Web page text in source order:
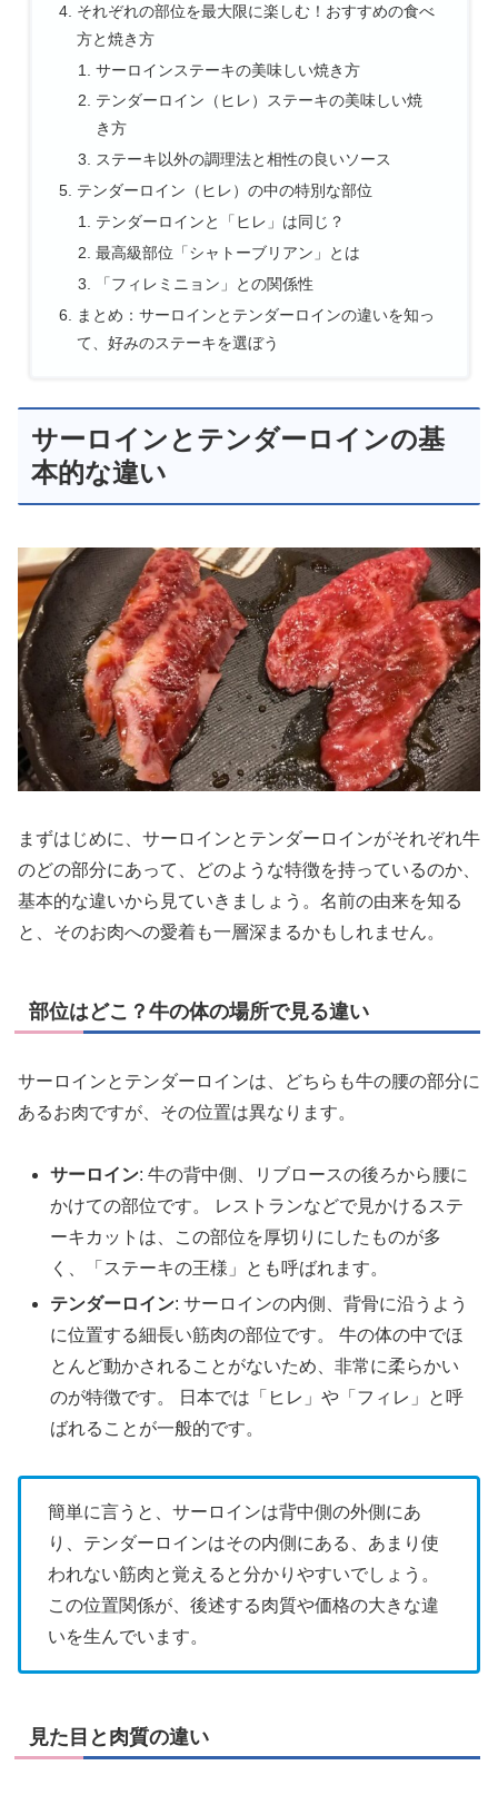
それぞれの部位を最大限に楽しむ！おすすめの食べ
方と焼き方
サーロインステーキの美味しい焼き方
テンダーロイン（ヒレ）ステーキの美味しい焼
き方
ステーキ以外の調理法と相性の良いソース
テンダーロイン（ヒレ）の中の特別な部位
テンダーロインと「ヒレ」は同じ？
最高級部位「シャトーブリアン」とは
「フィレミニョン」との関係性
まとめ：サーロインとテンダーロインの違いを知っ
て、好みのステーキを選ぼう
サーロインとテンダーロインの基
本的な違い
まずはじめに、サーロインとテンダーロインがそれぞれ牛
のどの部分にあって、どのような特徴を持っているのか、
基本的な違いから見ていきましょう。名前の由来を知る
と、そのお肉への愛着も一層深まるかもしれません。
部位はどこ？牛の体の場所で見る違い
サーロインとテンダーロインは、どちらも牛の腰の部分に
あるお肉ですが、その位置は異なります。
サーロイン: 牛の背中側、リブロースの後ろから腰に
かけての部位です。 レストランなどで見かけるステ
ーキカットは、この部位を厚切りにしたものが多
く、「ステーキの王様」とも呼ばれます。
テンダーロイン: サーロインの内側、背骨に沿うよう
に位置する細長い筋肉の部位です。 牛の体の中でほ
とんど動かされることがないため、非常に柔らかい
のが特徴です。 日本では「ヒレ」や「フィレ」と呼
ばれることが一般的です。
簡単に言うと、サーロインは背中側の外側にあ
り、テンダーロインはその内側にある、あまり使
われない筋肉と覚えると分かりやすいでしょう。
この位置関係が、後述する肉質や価格の大きな違
いを生んでいます。
見た目と肉質の違い